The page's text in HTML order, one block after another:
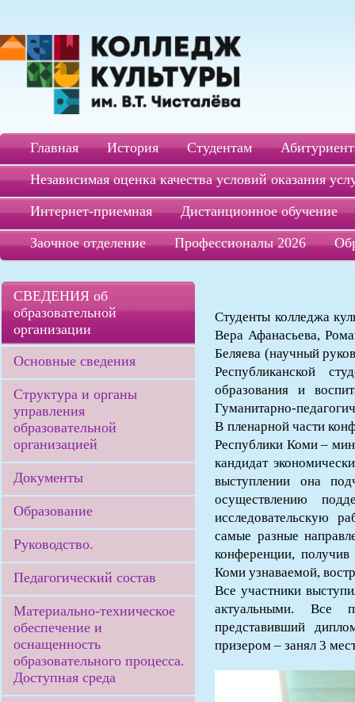
Главная История Студентам
Независимая оценка качества условий оказания
Интернет-приемная
Дистанционное обучение
Заочное отделение
Профессионалы 2026
СВЕДЕНИЯ об
образовательной
организации
Основные сведения
Структура и органы
управления
образовательной
организацией
Документы
Образование
Руководство.
Педагогический состав
Материально-техническое
обеспечение и
оснащенность
образовательного процесса.
Доступная среда
Студенты колледжа
Вера Афанасьева,
Беляева (научный
Республиканской
образования и
Гуманитарно-
В пленарной части
Республики Коми –
кандидат
выступлении она
осуществлению
исследовательскую
самые разные
конференции, получив
Коми узнаваемой,
Все участники
актуальными. Все
представивший
призером – занял 3